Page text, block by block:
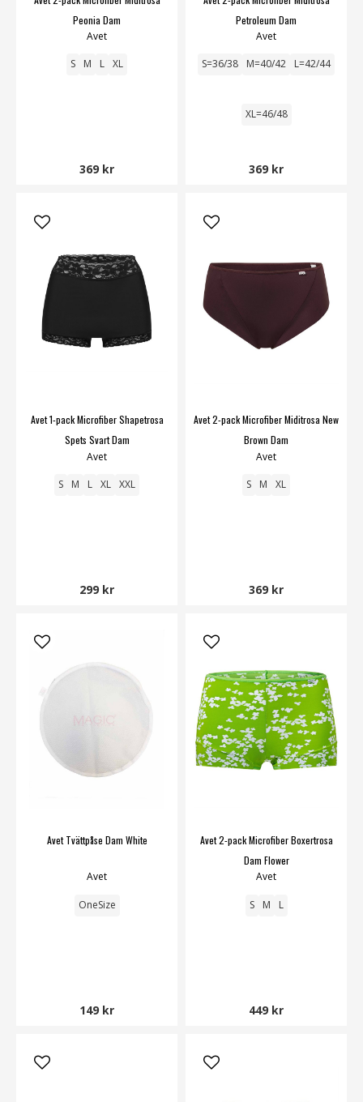
Peonia Dam
Avet
S M L XL
369 kr
Petroleum Dam
Avet
S=36/38 M=40/42 L=42/44
XL=46/48
369 kr
Avet 1-pack Microfiber Shapetrosa
Spets Svart Dam
Avet
S M L XL XXL
299 kr
Avet 2-pack Microfiber Miditrosa New
Brown Dam
Avet
S M XL
369 kr
Avet Tvättpåse Dam White
Avet
OneSize
149 kr
Avet 2-pack Microfiber Boxertrosa
Dam Flower
Avet
S M L
449 kr